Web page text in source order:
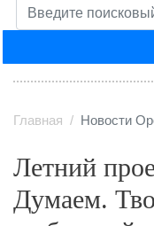
Главная Новости
Летний
Думаем.